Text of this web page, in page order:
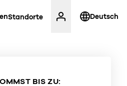
Standorte Deutsch
BIS ZU: